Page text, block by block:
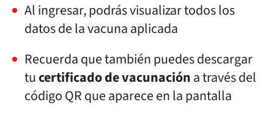
Al ingresar, podrás visualizar todos los
datos de la vacuna aplicada
Recuerda que también puedes descargar
tucertificado de vacunacióna través del
código QR que aparece en la pantalla